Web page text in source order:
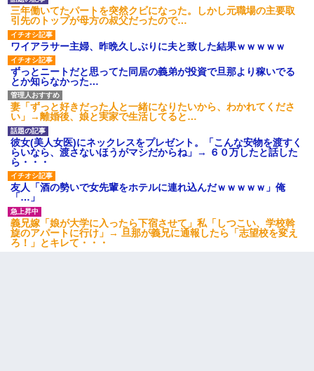
三年働いてたパートを突然クビになった。しかし元職場の主要取
引先のトップが母方の叔父だったので…
ワイアラサー主婦、昨晩久しぶりに夫と致した結果ｗｗｗｗｗ
ずっとニートだと思ってた同居の義弟が投資で旦那より稼いでる
とか知らなかった…
妻「ずっと好きだった人と一緒になりたいから、わかれてくださ
い」→離婚後、娘と実家で生活してると…
彼女(美人女医)にネックレスをプレゼント。「こんな安物を渡すく
らいなら、渡さないほうがマシだからね」→ ６０万したと話した
ら・・・
友人「酒の勢いで女先輩をホテルに連れ込んだｗｗｗｗｗ」俺
「…」
義兄嫁「娘が大学に入ったら下宿させて」私「しつこい、学校斡
旋のアパートに行け」→ 旦那が義兄に通報したら「志望校を変え
ろ！」とキレて・・・